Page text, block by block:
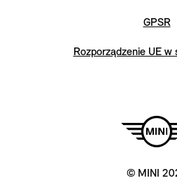
GPSR
Rozporządzenie UE w
© MINI